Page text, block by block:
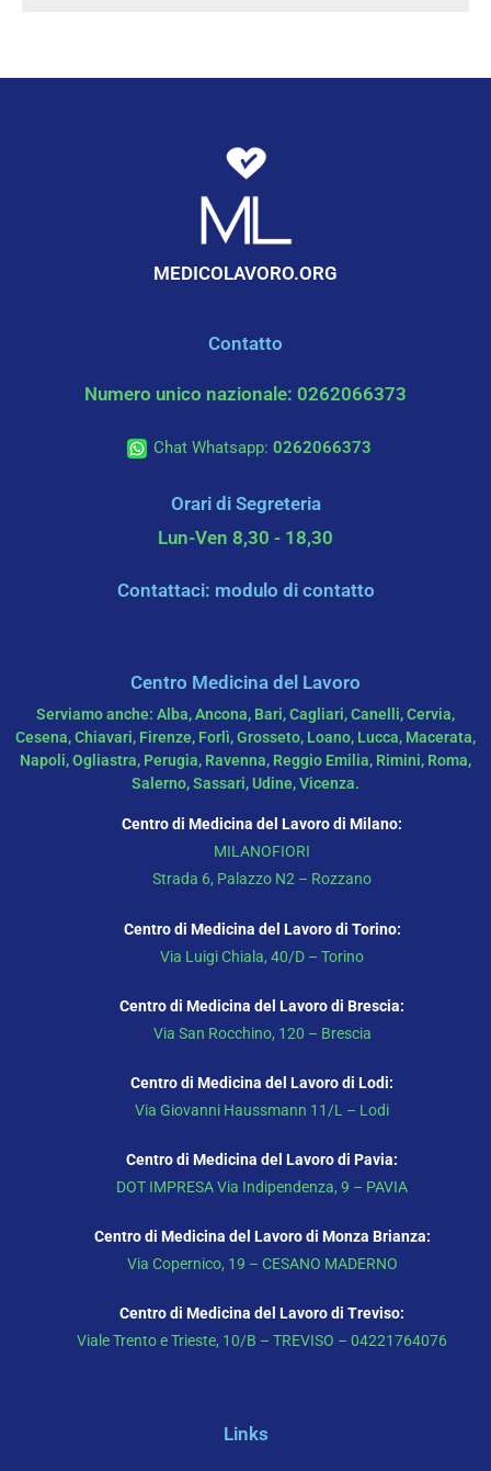
MEDICOLAVORO.ORG
Contatto
Numero unico nazionale: 0262066373
Chat Whatsapp: 0262066373
Orari di Segreteria
Lun-Ven 8,30 - 18,30
Contattaci: modulo di contatto
Centro Medicina del Lavoro
Serviamo anche: Alba, Ancona, Bari, Cagliari, Canelli, Cervia,
Cesena, Chiavari, Firenze, Forlì, Grosseto, Loano, Lucca, Macerata,
Napoli, Ogliastra, Perugia, Ravenna, Reggio Emilia, Rimini, Roma,
Salerno, Sassari, Udine, Vicenza.
Centro di Medicina del Lavoro di Milano:
MILANOFIORI
Strada 6, Palazzo N2 – Rozzano
Centro di Medicina del Lavoro di Torino:
Via Luigi Chiala, 40/D – Torino
Centro di Medicina del Lavoro di Brescia:
Via San Rocchino, 120 – Brescia
Centro di Medicina del Lavoro di Lodi:
Via Giovanni Haussmann 11/L – Lodi
Centro di Medicina del Lavoro di Pavia:
DOT IMPRESA Via Indipendenza, 9 – PAVIA
Centro di Medicina del Lavoro di Monza Brianza:
Via Copernico, 19 – CESANO MADERNO
Centro di Medicina del Lavoro di Treviso:
Viale Trento e Trieste, 10/B – TREVISO – 04221764076
Links